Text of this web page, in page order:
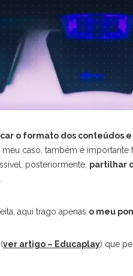
o formato dos conteúdos
meu caso, também é importante
posteriormente, partilhar
aqui trago apenas o meu
ver artigo – Educaplay) que